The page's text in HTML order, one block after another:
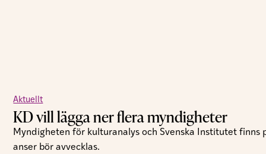
Aktuellt
KD vill lägga ner flera myndigheter
Myndigheten för kulturanalys och Svenska Institutet
anser bör avvecklas.